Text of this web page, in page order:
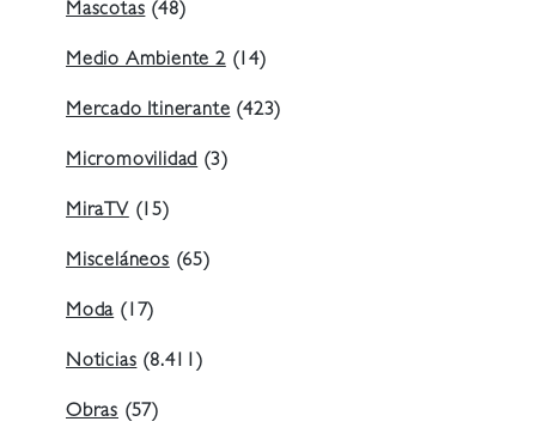
Mascotas(48)
Medio Ambiente 2(14)
Mercado Itinerante(423)
Micromovilidad(3)
MiraTV(15)
Misceláneos(65)
Moda(17)
Noticias(8.411)
Obras (57)